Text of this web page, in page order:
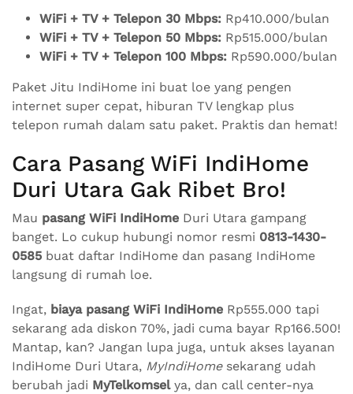
WiFi + TV + Telepon 30 Mbps: Rp410.000/bulan
WiFi + TV + Telepon 50 Mbps: Rp515.000/bulan
WiFi + TV + Telepon 100 Mbps: Rp590.000/bulan
Paket Jitu IndiHome ini buat loe yang pengen
internet super cepat, hiburan TV lengkap plus
telepon rumah dalam satu paket. Praktis dan hemat!
Cara Pasang WiFi IndiHome
Duri Utara Gak Ribet Bro!
Mau pasang WiFi IndiHome Duri Utara gampang
banget. Lo cukup hubungi nomor resmi 0813-1430-
0585 buat daftar IndiHome dan pasang IndiHome
langsung di rumah loe.
Ingat, biaya pasang WiFi IndiHome Rp555.000 tapi
sekarang ada diskon 70%, jadi cuma bayar Rp166.500!
Mantap, kan? Jangan lupa juga, untuk akses layanan
IndiHome Duri Utara, MyIndiHomesekarang udah
berubah jadi MyTelkomselya, dan call center-nya